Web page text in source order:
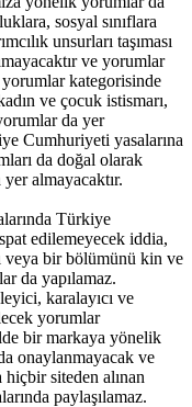
sosyal sınıflara
unsurları taşıması
ve yorumlar
kategorisinde
ve çocuk istismarı,
da yer
Cumhuriyeti yasalarına
da doğal olarak
almayacaktır.
Türkiye
edilemeyecek iddia,
veya bir bölümünü kin ve
da yapılamaz.
karalayıcı ve
yorumlar
bir markaya yönelik
onaylanmayacak ve
siteden alınan
paylaşılamaz.